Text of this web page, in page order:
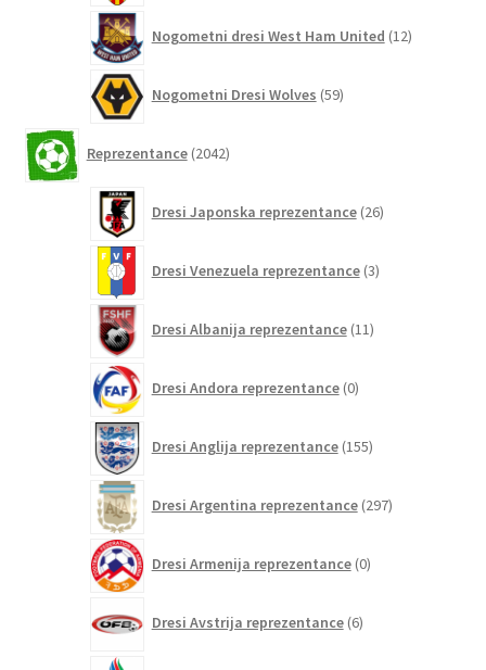
Nogometni dresi West Ham United 12izdelkov
Nogometni Dresi Wolves 59izdelkov
Reprezentance 2042izdelkov
Dresi Japonska reprezentance 26izdelkov
Dresi Venezuela reprezentance 3izdelki
Dresi Albanija reprezentance 11izdelkov
Dresi Andora reprezentance 0izdelkov
Dresi Anglija reprezentance 155izdelkov
Dresi Argentina reprezentance 297izdelkov
Dresi Armenija reprezentance 0izdelkov
Dresi Avstrija reprezentance 6izdelkov